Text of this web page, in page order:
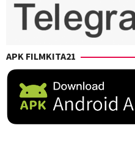
APK FILMKITA21